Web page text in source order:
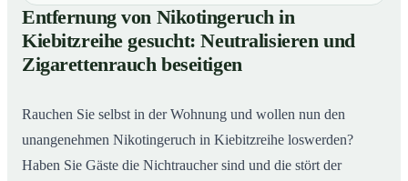
01 Entfernung von Nikotingeruch in Kiebitzreihe gesucht:
Neutralisieren und Zigarettenrauch beseitigen
So entfernen wir Nikotingeruch in Kiebitzreihe
nachhaltig
Entfernung von Nikotingeruch in
Kiebitzreihe gesucht: Neutralisieren und
Zigarettenrauch beseitigen
Rauchen Sie selbst in der Wohnung und wollen nun den
unangenehmen Nikotingeruch in Kiebitzreihe loswerden?
Haben Sie Gäste die Nichtraucher sind und die stört der